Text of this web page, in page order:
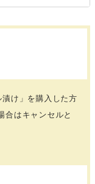
け」を購入した方
合はキャンセルと